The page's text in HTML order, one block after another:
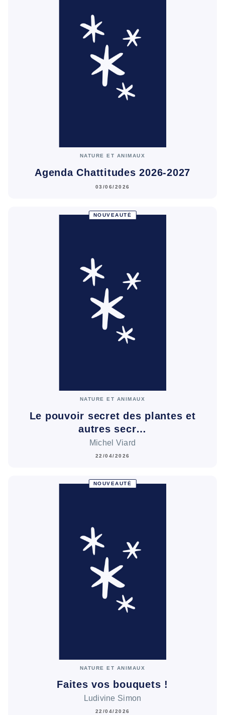
NATURE ET ANIMAUX
Agenda Chattitudes 2026-2027
03/06/2026
NOUVEAUTÉ
NATURE ET ANIMAUX
Le pouvoir secret des plantes et
autres secr…
Michel Viard
22/04/2026
NOUVEAUTÉ
NATURE ET ANIMAUX
Faites vos bouquets !
Ludivine Simon
22/04/2026